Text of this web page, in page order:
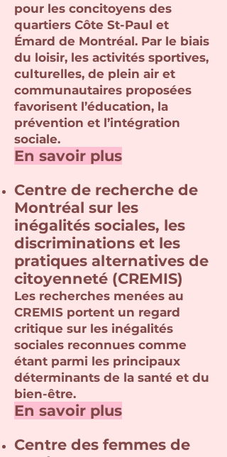
pour les concitoyens des
quartiers Côte St-Paul et
Émard de Montréal. Par le biais
du loisir, les activités sportives,
culturelles, de plein air et
communautaires proposées
favorisent l’éducation, la
prévention et l’intégration
sociale.
En savoir plus
Centre de recherche de
Montréal sur les
inégalités sociales, les
discriminations et les
pratiques alternatives de
citoyenneté (CREMIS)
Les recherches menées au
CREMIS portent un regard
critique sur les inégalités
sociales reconnues comme
étant parmi les principaux
déterminants de la santé et du
bien-être.
En savoir plus
Centre des femmes de